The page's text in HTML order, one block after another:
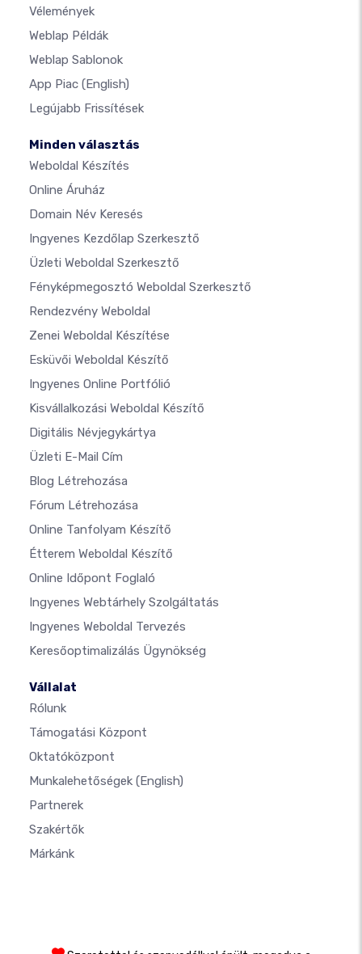
Vélemények
Weblap Példák
Weblap Sablonok
App Piac (English)
Legújabb Frissítések
Minden választás
Weboldal Készítés
Online Áruház
Domain Név Keresés
Ingyenes Kezdőlap Szerkesztő
Üzleti Weboldal Szerkesztő
Fényképmegosztó Weboldal Szerkesztő
Rendezvény Weboldal
Zenei Weboldal Készítése
Esküvői Weboldal Készítő
Ingyenes Online Portfólió
Kisvállalkozási Weboldal Készítő
Digitális Névjegykártya
Üzleti E-Mail Cím
Blog Létrehozása
Fórum Létrehozása
Online Tanfolyam Készítő
Étterem Weboldal Készítő
Online Időpont Foglaló
Ingyenes Webtárhely Szolgáltatás
Ingyenes Weboldal Tervezés
Keresőoptimalizálás Ügynökség
Vállalat
Rólunk
Támogatási Központ
Oktatóközpont
Munkalehetőségek (English)
Partnerek
Szakértők
Márkánk